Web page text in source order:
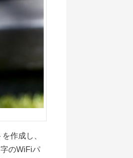
作成し、
のWiFiパ